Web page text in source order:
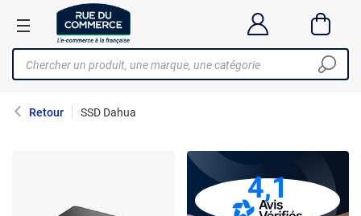
Retour SSD Dahua
4,1